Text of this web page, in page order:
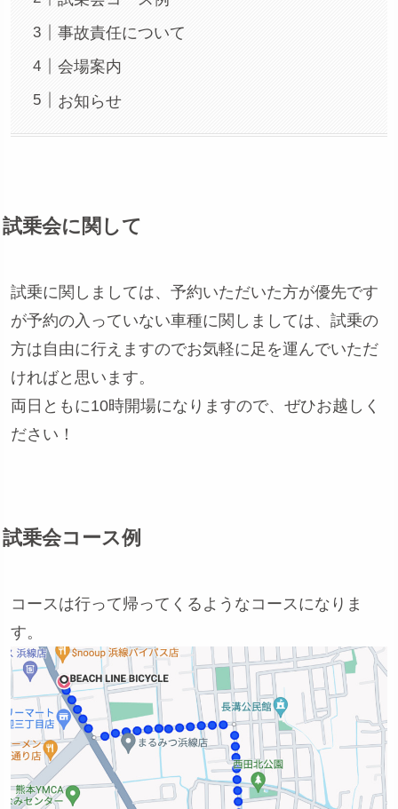
事故責任について
会場案内
お知らせ
試乗会に関して
試乗に関しましては、予約いただいた方が優先です
が予約の入っていない車種に関しましては、試乗の
方は自由に行えますのでお気軽に足を運んでいただ
ければと思います。
両日ともに10時開場になりますので、ぜひお越しく
ださい！
試乗会コース例
コースは行って帰ってくるようなコースになりま
す。